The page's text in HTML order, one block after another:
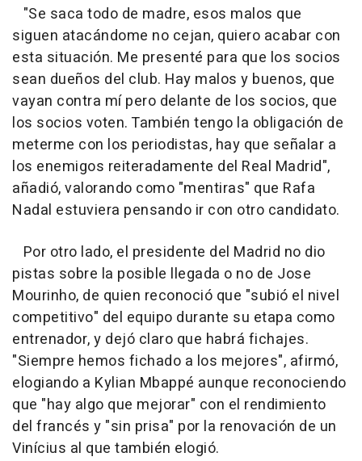
"Se saca todo de madre, esos malos que
siguen atacándome no cejan, quiero acabar con
esta situación. Me presenté para que los socios
sean dueños del club. Hay malos y buenos, que
vayan contra mí pero delante de los socios, que
los socios voten. También tengo la obligación de
meterme con los periodistas, hay que señalar a
los enemigos reiteradamente del Real Madrid",
añadió, valorando como "mentiras" que Rafa
Nadal estuviera pensando ir con otro candidato.
Por otro lado, el presidente del Madrid no dio
pistas sobre la posible llegada o no de Jose
Mourinho, de quien reconoció que "subió el nivel
competitivo" del equipo durante su etapa como
entrenador, y dejó claro que habrá fichajes.
"Siempre hemos fichado a los mejores", afirmó,
elogiando a Kylian Mbappé aunque reconociendo
que "hay algo que mejorar" con el rendimiento
del francés y "sin prisa" por la renovación de un
Vinícius al que también elogió.